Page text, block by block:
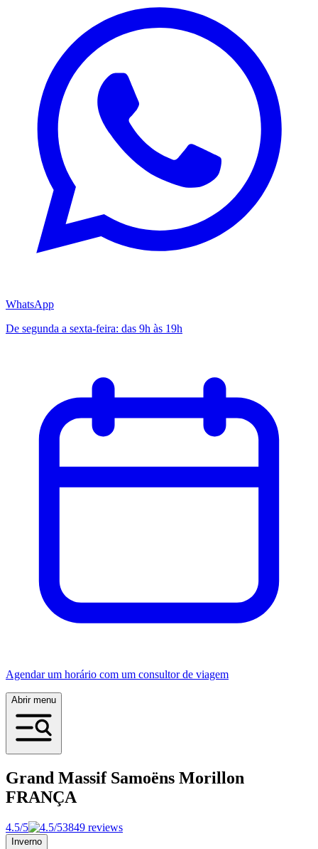
WhatsApp
De segunda a sexta-feira: das 9h às 19h
Agendar um horário com um consultor de viagem
Abrir menu
Grand Massif Samoëns Morillon
FRANÇA
4.5/5 3849 reviews
Inverno